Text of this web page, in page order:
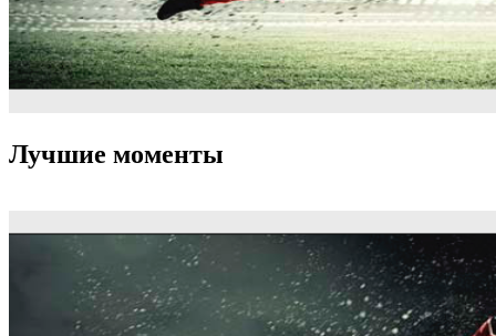
Лучшие моменты